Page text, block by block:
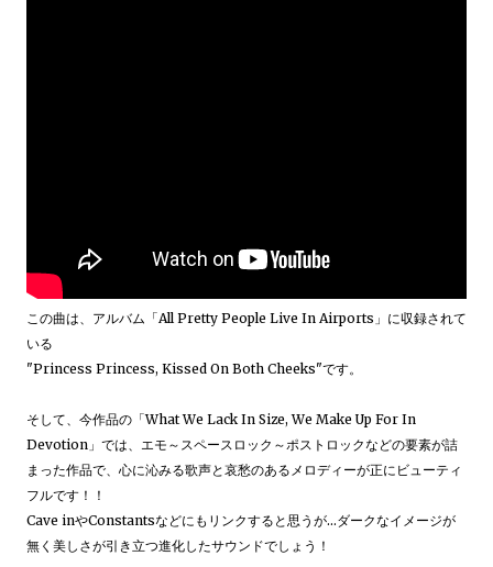
この曲は、アルバム「All Pretty People Live In Airports」に収録されて
いる
"Princess Princess, Kissed On Both Cheeks"です。
そして、今作品の「What We Lack In Size, We Make Up For In
Devotion」では、エモ～スペースロック～ポストロックなどの要素が詰
まった作品で、心に沁みる歌声と哀愁のあるメロディーが正にビューティ
フルです！！
Cave inやConstantsなどにもリンクすると思うが…ダークなイメージが
無く美しさが引き立つ進化したサウンドでしょう！